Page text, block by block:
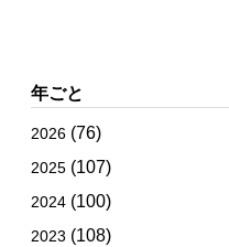
年ごと
2026 (76)
2025 (107)
2024 (100)
2023 (108)